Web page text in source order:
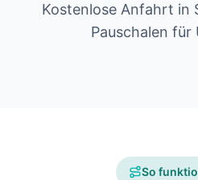
Kostenlose Anfahrt in
Pauschalen für
So